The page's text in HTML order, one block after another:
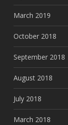
March 2019
October 2018
September 2018
August 2018
July 2018
March 2018